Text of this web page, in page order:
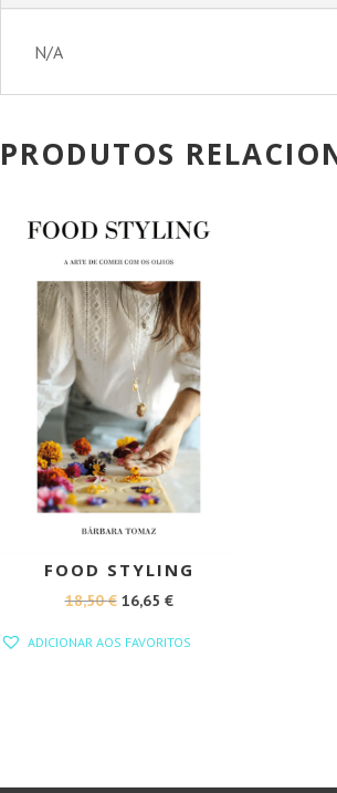
N/A
PRODUTOS
PROMOÇÃO!
FOOD STYLING
18,50€ O
16,65 €O
ADICIONAR AOS FAVORITOS